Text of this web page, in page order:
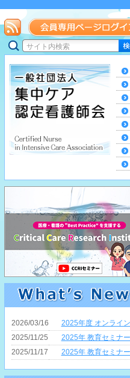
2026/03/16
2025年度 オンライ
2025/11/25
2025年 教育セミナ
2025/11/17
2025年 教育セミナ